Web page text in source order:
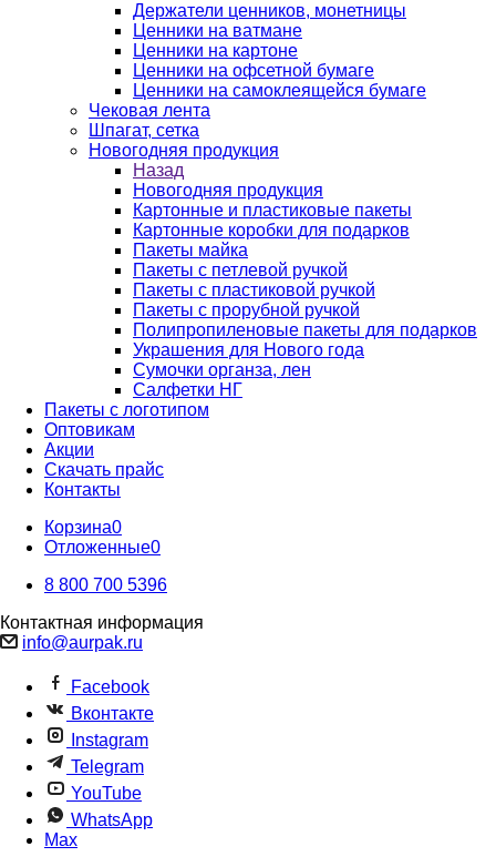
Держатели ценников, монетницы
Ценники на ватмане
Ценники на картоне
Ценники на офсетной бумаге
Ценники на самоклеящейся бумаге
Чековая лента
Шпагат, сетка
Новогодняя продукция
Назад
Новогодняя продукция
Картонные и пластиковые пакеты
Картонные коробки для подарков
Пакеты майка
Пакеты с петлевой ручкой
Пакеты с пластиковой ручкой
Пакеты с прорубной ручкой
Полипропиленовые пакеты для подарков
Украшения для Нового года
Сумочки органза, лен
Салфетки НГ
Пакеты с логотипом
Оптовикам
Акции
Скачать прайс
Контакты
Корзина0
Отложенные0
8 800 700 5396
Контактная информация
info@aurpak.ru
Facebook
Вконтакте
Instagram
Telegram
YouTube
WhatsApp
Max